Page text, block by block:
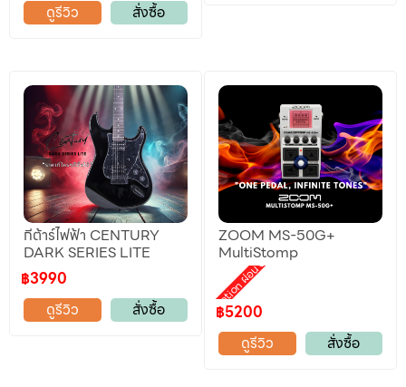
ดูรีวิว
สั่งซื้อ
กีต้าร์ไฟฟ้า CENTURY
DARK SERIES LITE
฿3990
ดูรีวิว
สั่งซื้อ
ZOOM MS-50G+
MultiStomp
Promotion ผ่อน 0%
฿5200
ดูรีวิว
สั่งซื้อ